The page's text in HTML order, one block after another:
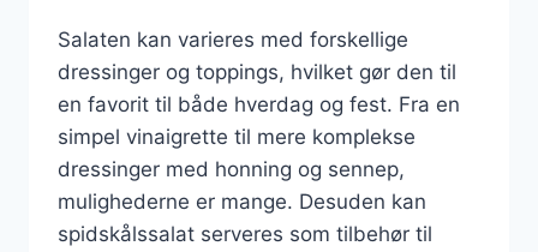
Salaten kan varieres med forskellige
dressinger og toppings, hvilket gør den til
en favorit til både hverdag og fest. Fra en
simpel vinaigrette til mere komplekse
dressinger med honning og sennep,
mulighederne er mange. Desuden kan
spidskålssalat serveres som tilbehør til